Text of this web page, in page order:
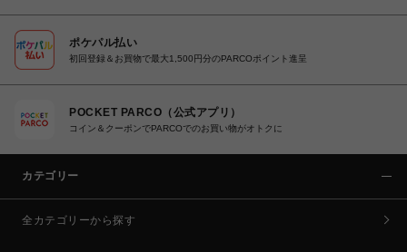
ポケパル払い
初回登録＆お買物で最大1,500円分のPARCOポイント進呈
POCKET PARCO（公式アプリ）
コイン＆クーポンでPARCOでのお買い物がオトクに
カテゴリー
全カテゴリーから探す